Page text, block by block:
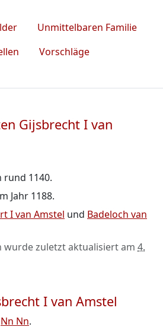
Unmittelbaren Familie
Vorschläge
Gijsbrecht I van
rund 1140.
Jahr 1188.
I van Amstel und Badeloch van
wurde zuletzt aktualisiert am 4.
I van Amstel
Nn Nn.